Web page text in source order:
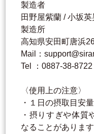
製造者
田野屋紫蘭 / 小坂英
製造所
高知県安田町唐浜
Mail：
Tel ：0887-38-8722
〈使用上の注意〉
・１日の摂取目安
・摂りすぎや体質
なることがあります